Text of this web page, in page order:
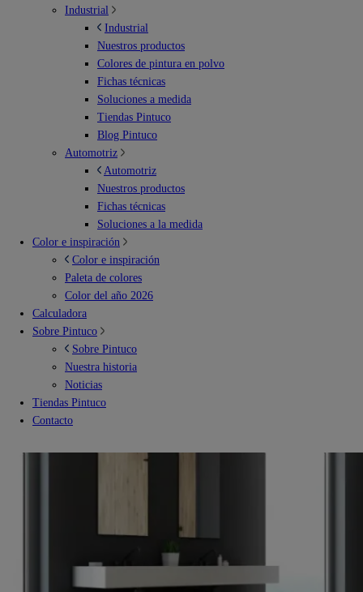
Industrial
Industrial
Nuestros productos
Colores de pintura en polvo
Fichas técnicas
Soluciones a medida
Tiendas Pintuco
Blog Pintuco
Automotriz
Automotriz
Nuestros productos
Fichas técnicas
Soluciones a la medida
Color e inspiración
Color e inspiración
Paleta de colores
Color del año 2026
Calculadora
Sobre Pintuco
Sobre Pintuco
Nuestra historia
Noticias
Tiendas Pintuco
Contacto